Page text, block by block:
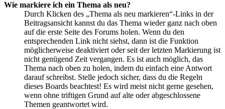
Wie markiere ich ein Thema als neu?
Durch Klicken des „Thema als neu markieren“-Links in der
Beitragsansicht kannst du das Thema wieder ganz nach oben
auf die erste Seite des Forums holen. Wenn du den
entsprechenden Link nicht siehst, dann ist die Funktion
möglicherweise deaktiviert oder seit der letzten Markierung ist
nicht genügend Zeit vergangen. Es ist auch möglich, das
Thema nach oben zu holen, indem du einfach eine Antwort
darauf schreibst. Stelle jedoch sicher, dass du die Regeln
dieses Boards beachtest! Es wird meist nicht gerne gesehen,
wenn ohne triftigen Grund auf alte oder abgeschlossene
Themen geantwortet wird.